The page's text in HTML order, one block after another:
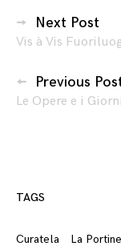
articoli
Next Post
Vis à Vis
Previous
Le Opere e i
TAGS
Curatela La